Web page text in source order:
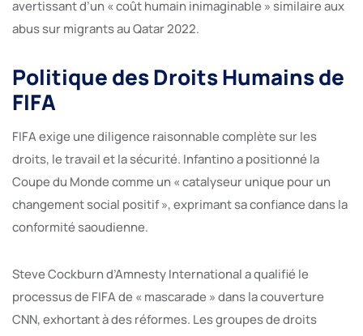
avertissant d’un « coût humain inimaginable » similaire aux
abus sur migrants au Qatar 2022.
Politique des Droits Humains de
FIFA
FIFA exige une diligence raisonnable complète sur les
droits, le travail et la sécurité. Infantino a positionné la
Coupe du Monde comme un « catalyseur unique pour un
changement social positif », exprimant sa confiance dans la
conformité saoudienne.​
Steve Cockburn d’Amnesty International a qualifié le
processus de FIFA de « mascarade » dans la couverture
CNN, exhortant à des réformes. Les groupes de droits